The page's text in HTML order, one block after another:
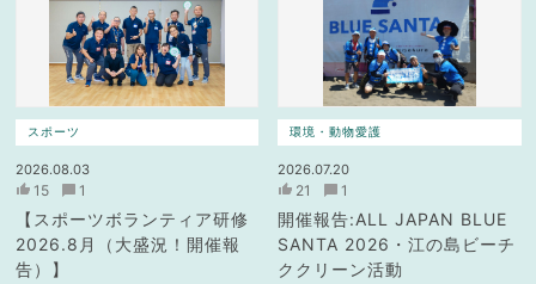
スポーツ
2026.08.03
15 1
【スポーツボランティア研修
2026.8月（大盛況！開催報
告）】
環境・動物愛護
2026.07.20
21 1
開催報告:ALL JAPAN BLUE
SANTA 2026・江の島ビーチ
ククリーン活動